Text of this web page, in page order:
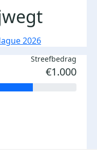
2026
Streefbedrag
€1.000